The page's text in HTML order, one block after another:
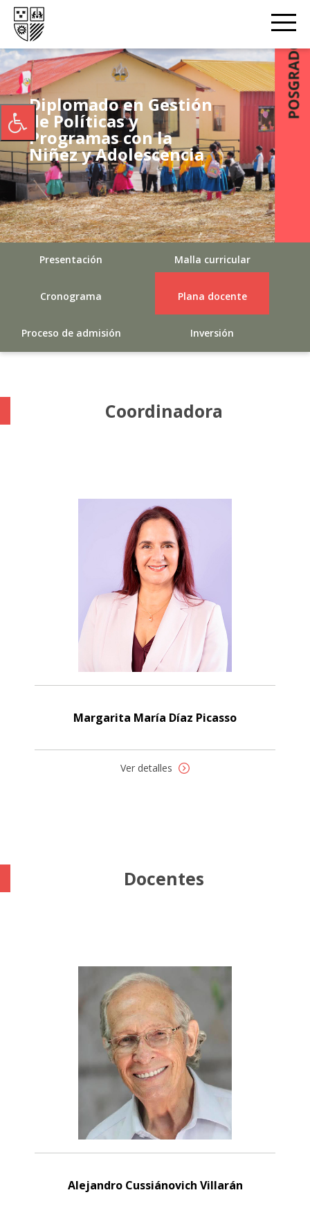
Diplomado en Gestión
de Políticas y
Programas con la
Niñez y Adolescencia
Presentación Malla curricular
Cronograma Plana docente
Proceso de admisión Inversión
Coordinadora
Margarita María Díaz Picasso
Ver detalles
Docentes
Alejandro Cussiánovich Villarán